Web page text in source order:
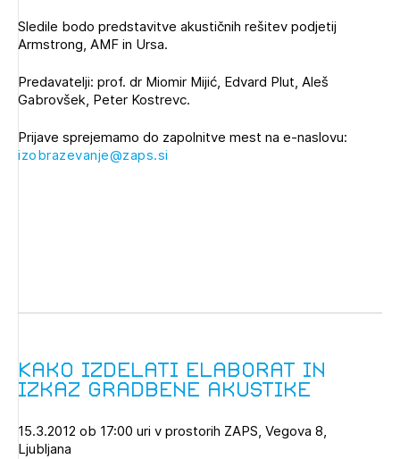
Sledile bodo predstavitve akustičnih rešitev podjetij
Armstrong, AMF in Ursa.
Predavatelji: prof. dr Miomir Mijić, Edvard Plut, Aleš
Gabrovšek, Peter Kostrevc.
Prijave sprejemamo do zapolnitve mest na e-naslovu:
izobrazevanje@zaps.si
Kako izdelati elaborat in
izkaz gradbene akustike
15.3.2012 ob 17:00 uri v prostorih ZAPS, Vegova 8,
Ljubljana